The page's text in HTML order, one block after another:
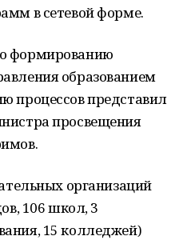
в сетевой форме.
формированию
образованием
процессов представил
просвещения
организаций
106 школ, 3
15 колледжей)